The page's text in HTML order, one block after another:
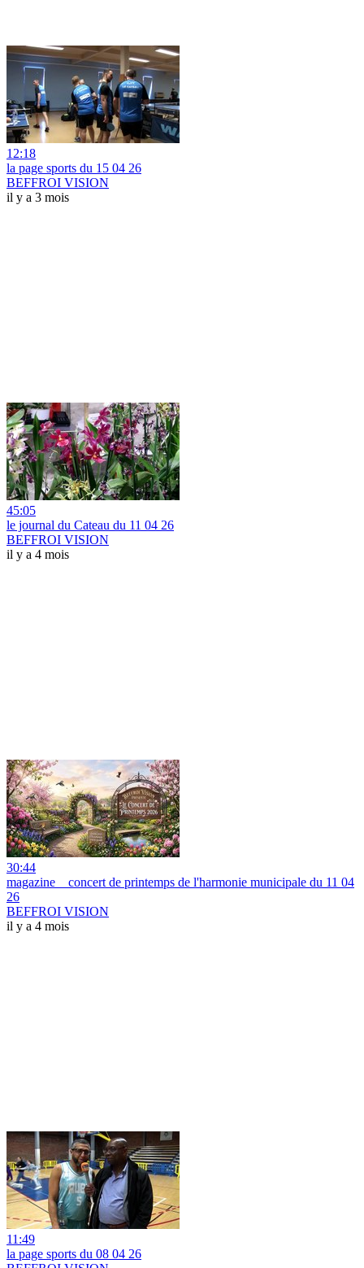
12:18
la page sports du 15 04 26
BEFFROI VISION
il y a 3 mois
45:05
le journal du Cateau du 11 04 26
BEFFROI VISION
il y a 4 mois
30:44
magazine _ concert de printemps de l'harmonie municipale du 11 04
26
BEFFROI VISION
il y a 4 mois
11:49
la page sports du 08 04 26